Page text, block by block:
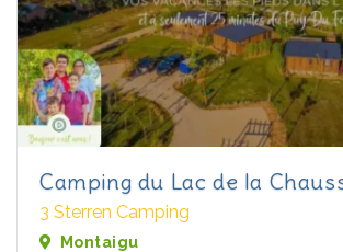
Camping du Lac de la
3 Sterren Camping
Montaigu